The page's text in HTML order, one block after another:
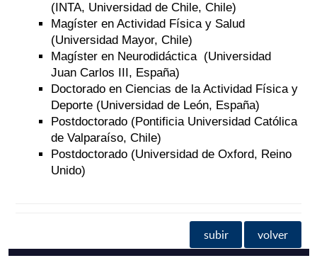
(INTA, Universidad de Chile, Chile)
Magíster en Actividad Física y Salud
(Universidad Mayor, Chile)
Magíster en Neurodidáctica (Universidad
Juan Carlos III, España)
Doctorado en Ciencias de la Actividad Física y
Deporte (Universidad de León, España)
Postdoctorado (Pontificia Universidad Católica
de Valparaíso, Chile)
Postdoctorado (Universidad de Oxford, Reino
Unido)
subir volver